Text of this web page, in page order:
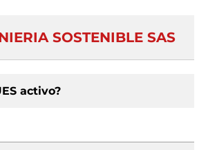
SOSTENIBLE SAS
activo?